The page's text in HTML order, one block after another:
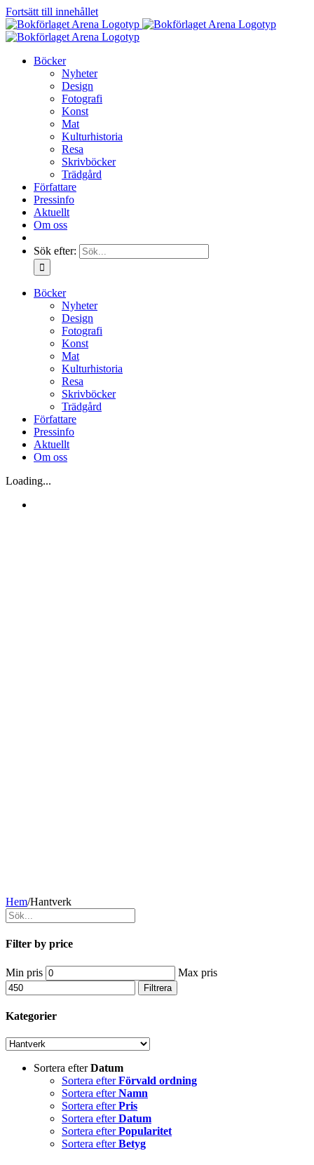
Fortsätt till innehållet
Böcker
Nyheter
Design
Fotografi
Konst
Mat
Kulturhistoria
Resa
Skrivböcker
Trädgård
Författare
Pressinfo
Aktuellt
Om oss
Sök efter:
Böcker
Nyheter
Design
Fotografi
Konst
Mat
Kulturhistoria
Resa
Skrivböcker
Trädgård
Författare
Pressinfo
Aktuellt
Om oss
Loading...
Hem/Hantverk
Filter by price
Min pris Max pris
Filtrera
Kategorier
Sortera efterDatum
Sortera efterFörvald ordning
Sortera efterNamn
Sortera efterPris
Sortera efterDatum
Sortera efterPopularitet
Sortera efterBetyg